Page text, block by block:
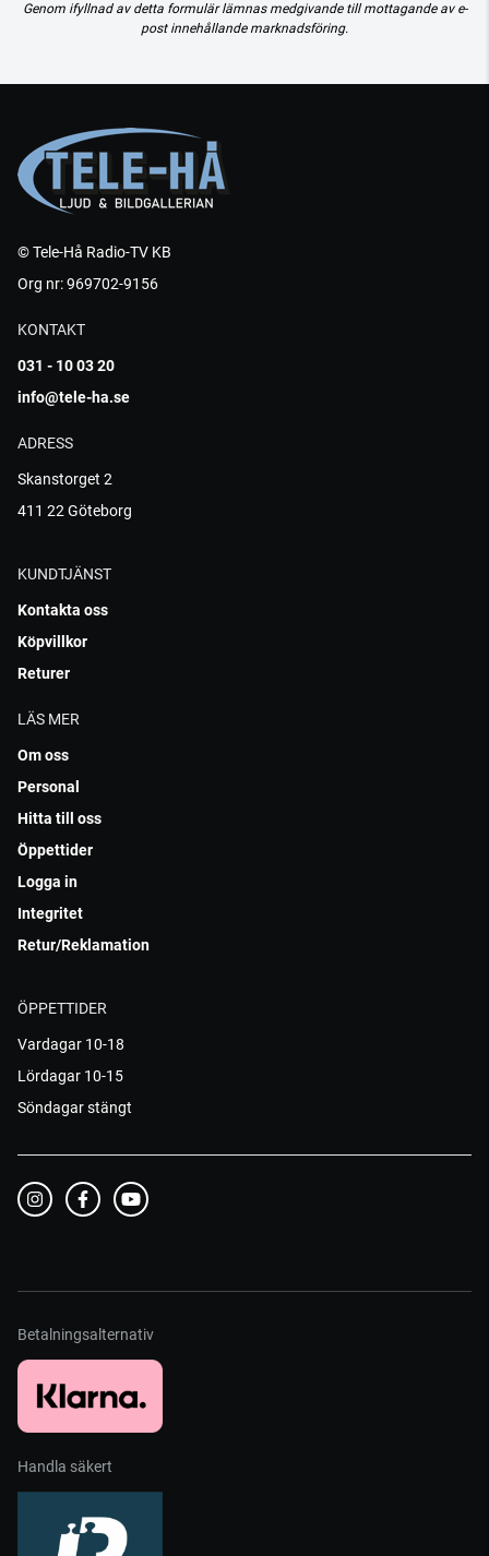
Genom ifyllnad av detta formulär lämnas medgivande till mottagande av e-
post innehållande marknadsföring.
© Tele-Hå Radio-TV KB
Org nr: 969702-9156
KONTAKT
031 - 10 03 20
info@tele-ha.se
ADRESS
Skanstorget 2
411 22 Göteborg
KUNDTJÄNST
Kontakta oss
Köpvillkor
Returer
LÄS MER
Om oss
Personal
Hitta till oss
Öppettider
Logga in
Integritet
Retur/Reklamation
ÖPPETTIDER
Vardagar 10-18
Lördagar 10-15
Söndagar stängt
Betalningsalternativ
Handla säkert